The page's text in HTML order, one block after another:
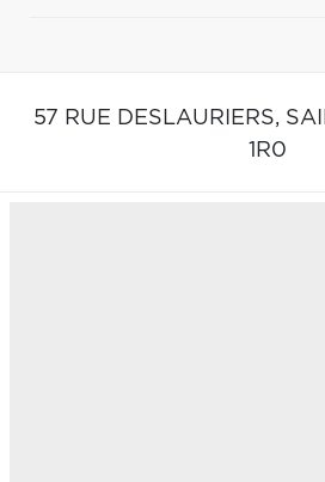
57 RUE DESLAURIERS,
1R0